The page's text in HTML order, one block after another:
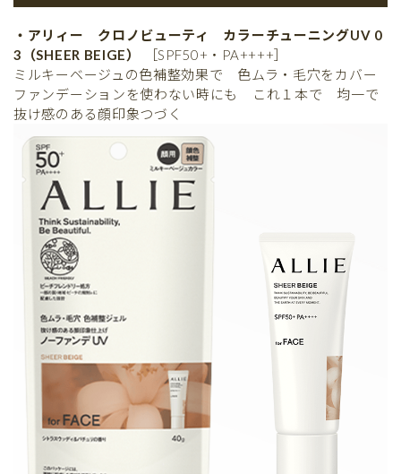
・アリィー クロノビューティ カラーチューニングUV 0
3（SHEER BEIGE）
［SPF50+・PA++++］
ミルキーベージュの色補整効果で 色ムラ・毛穴をカバー
ファンデーションを使わない時にも これ１本で 均一で
抜け感のある顔印象つづく